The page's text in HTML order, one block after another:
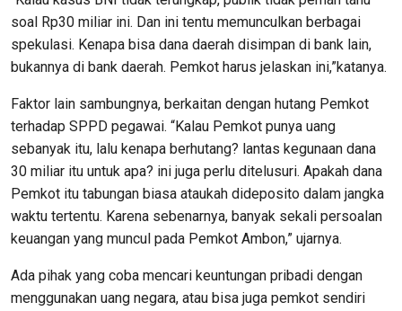
soal Rp30 miliar ini. Dan ini tentu memunculkan berbagai
spekulasi. Kenapa bisa dana daerah disimpan di bank lain,
bukannya di bank daerah. Pemkot harus jelaskan ini,”katanya.
Faktor lain sambungnya, berkaitan dengan hutang Pemkot
terhadap SPPD pegawai. “Kalau Pemkot punya uang
sebanyak itu, lalu kenapa berhutang? lantas kegunaan dana
30 miliar itu untuk apa? ini juga perlu ditelusuri. Apakah dana
Pemkot itu tabungan biasa ataukah dideposito dalam jangka
waktu tertentu. Karena sebenarnya, banyak sekali persoalan
keuangan yang muncul pada Pemkot Ambon,” ujarnya.
Ada pihak yang coba mencari keuntungan pribadi dengan
menggunakan uang negara, atau bisa juga pemkot sendiri